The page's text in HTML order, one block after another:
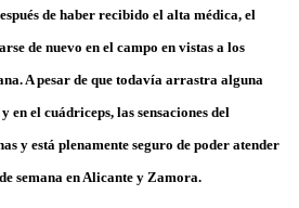
de haber recibido el alta médica, el
de nuevo en el campo en vistas a los
A pesar de que todavía arrastra alguna
en el cuádriceps, las sensaciones del
y está plenamente seguro de poder atender
semana en Alicante y Zamora.